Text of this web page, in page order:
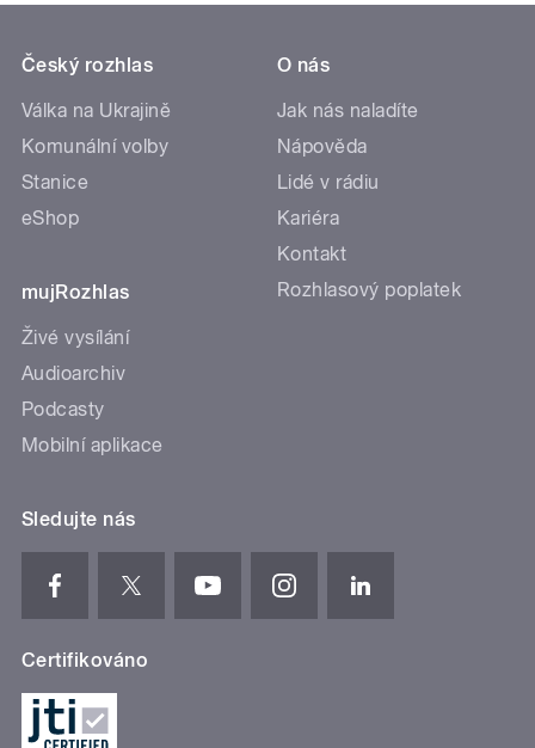
Český rozhlas
Válka na Ukrajině
Komunální volby
Stanice
eShop
mujRozhlas
Živé vysílání
Audioarchiv
Podcasty
Mobilní aplikace
O nás
Jak nás naladíte
Nápověda
Lidé v rádiu
Kariéra
Kontakt
Rozhlasový poplatek
Sledujte nás
Certifikováno